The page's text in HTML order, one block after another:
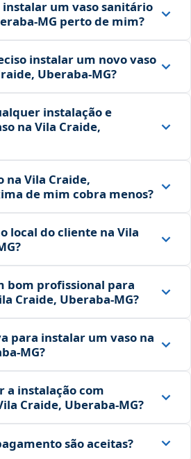
instalar um vaso sanitário
perto de mim?
instalar um novo vaso
Uberaba‑MG?
instalação e
na Vila Craide,
na Vila Craide,
de mim cobra menos?
local do cliente na Vila
bom profissional para
Craide, Uberaba‑MG?
para instalar um vaso na
a instalação com
Craide, Uberaba‑MG?
são aceitas?